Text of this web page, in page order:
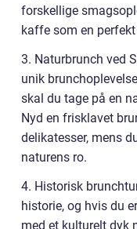
forskellige
kaffe som en
3. Naturbrunch ved
unik
skal du tage på en
Nyd en frisklavet
delikatesser, mens
naturens ro.
4. Historisk
historie, og hvis du
med et kulturelt dyk